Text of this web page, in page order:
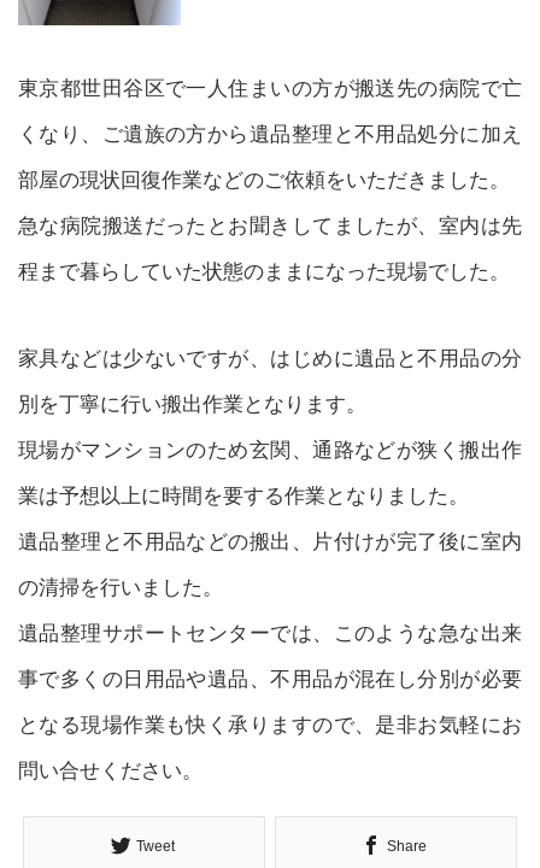
東京都世田谷区で一人住まいの方が搬送先の病院で亡
くなり、ご遺族の方から遺品整理と不用品処分に加え
部屋の現状回復作業などのご依頼をいただきました。
急な病院搬送だったとお聞きしてましたが、室内は先
程まで暮らしていた状態のままになった現場でした。
家具などは少ないですが、はじめに遺品と不用品の分
別を丁寧に行い搬出作業となります。
現場がマンションのため玄関、通路などが狭く搬出作
業は予想以上に時間を要する作業となりました。
遺品整理と不用品などの搬出、片付けが完了後に室内
の清掃を行いました。
遺品整理サポートセンターでは、このような急な出来
事で多くの日用品や遺品、不用品が混在し分別が必要
となる現場作業も快く承りますので、是非お気軽にお
問い合せください。
Tweet Share